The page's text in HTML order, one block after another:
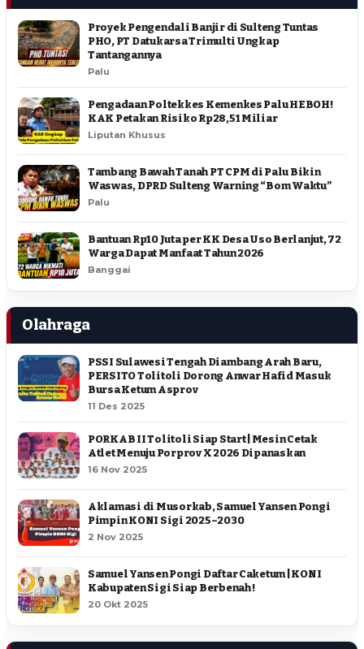
Proyek Pengendali Banjir di Sulteng Tuntas
PHO, PT Datukarsa Trimulti Ungkap
Tantangannya
Palu
Pengadaan Poltekkes Kemenkes Palu HEBOH!
KAK Petakan Risiko Rp28,51 Miliar
Liputan Khusus
Tambang Bawah Tanah PT CPM di Palu Bikin
Waswas, DPRD Sulteng Warning “Bom Waktu”
Palu
Bantuan Rp10 Juta per KK Desa Uso Berlanjut, 72
Warga Dapat Manfaat Tahun 2026
Banggai
Olahraga
PSSI Sulawesi Tengah Diambang Arah Baru,
PERSITO Tolitoli Dorong Anwar Hafid Masuk
Bursa Ketum Asprov
11 Des 2025
PORKAB II Tolitoli Siap Start | Mesin Cetak
Atlet Menuju Porprov X 2026 Dipanaskan
16 Nov 2025
Aklamasi di Musorkab, Samuel Yansen Pongi
Pimpin KONI Sigi 2025–2030
2 Nov 2025
Samuel Yansen Pongi Daftar Caketum | KONI
Kabupaten Sigi Siap Berbenah !
20 Okt 2025